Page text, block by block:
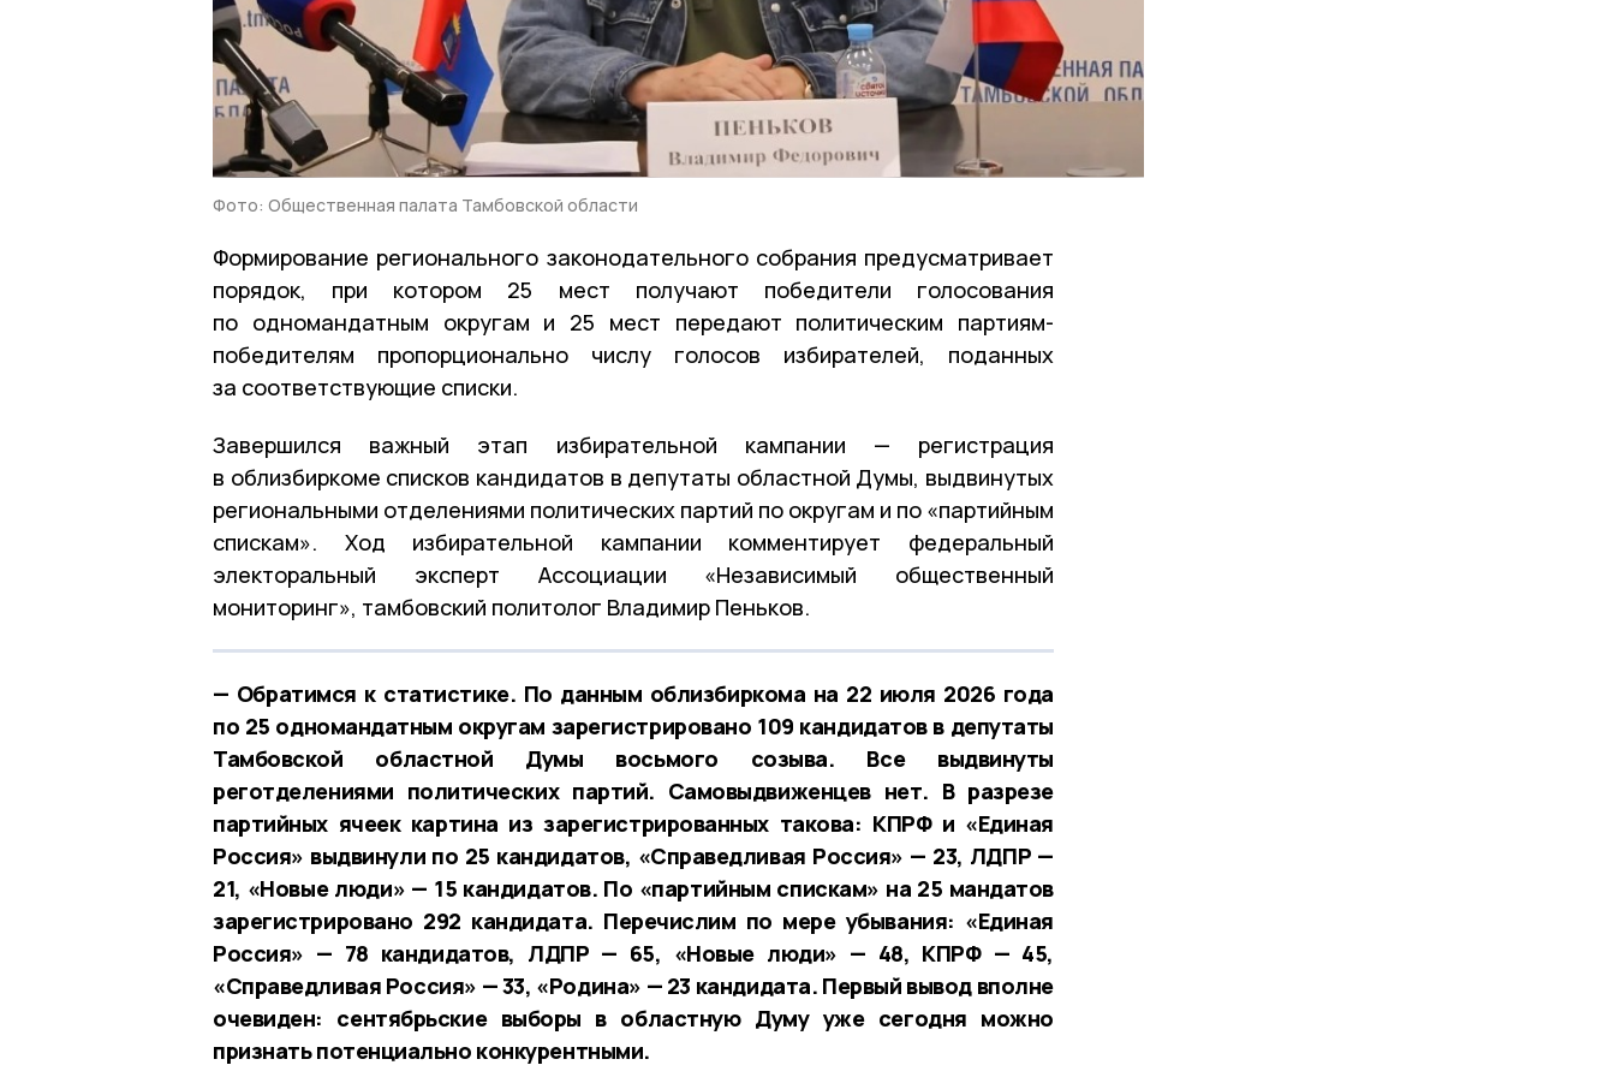
Фото: Общественная палата Тамбовской области
Формирование регионального законодательного собрания предусматривает
порядок, при котором 25 мест получают победители голосования
по одномандатным округам и 25 мест передают политическим партиям-
победителям пропорционально числу голосов избирателей, поданных
за соответствующие списки.
Завершился важный этап избирательной кампании — регистрация
в облизбиркоме списков кандидатов в депутаты областной Думы, выдвинутых
региональными отделениями политических партий по округам и по «партийным
спискам». Ход избирательной кампании комментирует федеральный
электоральный эксперт Ассоциации «Независимый общественный
мониторинг», тамбовский политолог Владимир Пеньков.
— Обратимся к статистике. По данным облизбиркома на 22 июля 2026 года
по 25 одномандатным округам зарегистрировано 109 кандидатов в депутаты
Тамбовской областной Думы восьмого созыва. Все выдвинуты
реготделениями политических партий. Самовыдвиженцев нет. В разрезе
партийных ячеек картина из зарегистрированных такова: КПРФ и «Единая
Россия» выдвинули по 25 кандидатов, «Справедливая Россия» — 23, ЛДПР —
21, «Новые люди» — 15 кандидатов. По «партийным спискам» на 25 мандатов
зарегистрировано 292 кандидата. Перечислим по мере убывания: «Единая
Россия» — 78 кандидатов, ЛДПР — 65, «Новые люди» — 48, КПРФ — 45,
«Справедливая Россия» — 33, «Родина» — 23 кандидата. Первый вывод вполне
очевиден: сентябрьские выборы в областную Думу уже сегодня можно
признать потенциально конкурентными.